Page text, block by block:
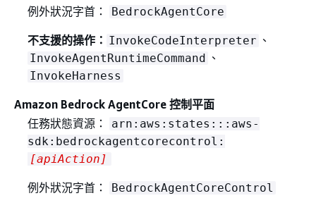
例外狀況字首： BedrockAgentCore
不支援的操作： InvokeCodeInterpreter 、
InvokeAgentRuntimeCommand 、
InvokeHarness
Amazon Bedrock AgentCore 控制平面
任務狀態資源：
arn:aws:states:::aws-
sdk:bedrockagentcorecontrol:
[apiAction]
例外狀況字首： BedrockAgentCoreControl